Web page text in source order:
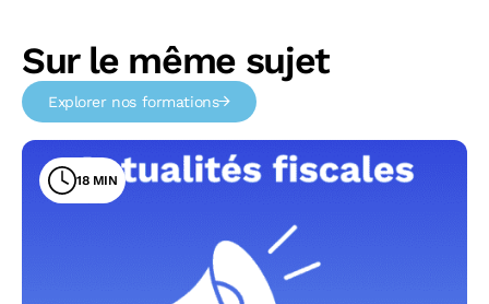
Sur le même sujet
Explorer nos formations
18 MIN